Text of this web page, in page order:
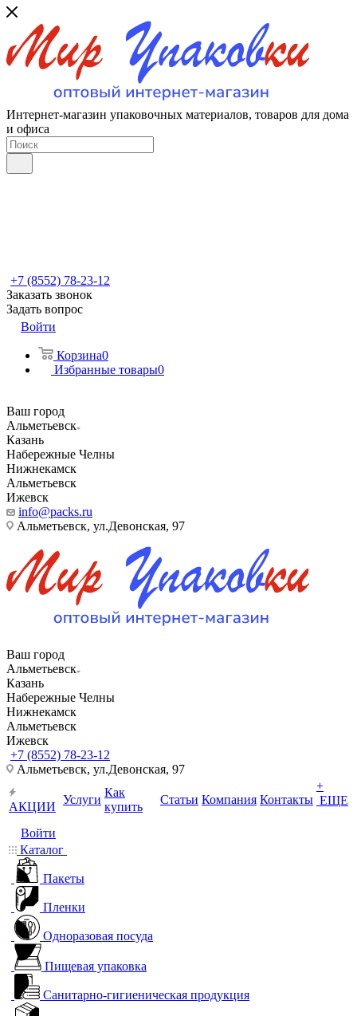
Интернет-магазин упаковочных материалов, товаров для дома
и офиса
+7 (8552) 78-23-12
Заказать звонок
Задать вопрос
Войти
Корзина0
Избранные товары0
Ваш город
Альметьевск
Казань
Набережные Челны
Нижнекамск
Альметьевск
Ижевск
info@packs.ru
Альметьевск, ​ул.Девонская, 97
Ваш город
Альметьевск
Казань
Набережные Челны
Нижнекамск
Альметьевск
Ижевск
+7 (8552) 78-23-12
Альметьевск, ​ул.Девонская, 97
АКЦИИ
Услуги
Как
купить
Статьи Компания Контакты
+
ЕЩЕ
Войти
Каталог
Пакеты
Пленки
Одноразовая посуда
Пищевая упаковка
Санитарно-гигиеническая продукция